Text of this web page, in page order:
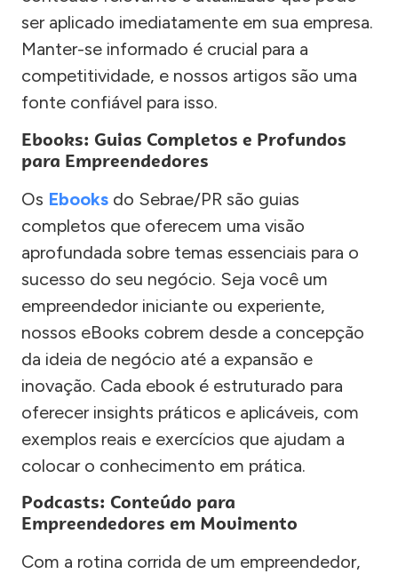
ser aplicado imediatamente em sua empresa.
Manter-se informado é crucial para a
competitividade, e nossos artigos são uma
fonte confiável para isso.
Ebooks: Guias Completos e Profundos
para Empreendedores
Os Ebooks do Sebrae/PR são guias
completos que oferecem uma visão
aprofundada sobre temas essenciais para o
sucesso do seu negócio. Seja você um
empreendedor iniciante ou experiente,
nossos eBooks cobrem desde a concepção
da ideia de negócio até a expansão e
inovação. Cada ebook é estruturado para
oferecer insights práticos e aplicáveis, com
exemplos reais e exercícios que ajudam a
colocar o conhecimento em prática.
Podcasts: Conteúdo para
Empreendedores em Movimento
Com a rotina corrida de um empreendedor,